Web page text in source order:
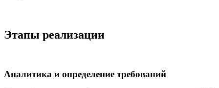
Этапы реализации
Аналитика и определение требований